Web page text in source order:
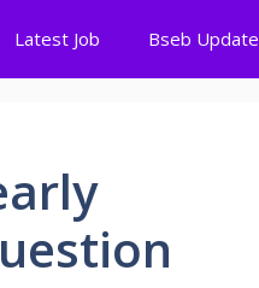
Latest Job Bseb Update